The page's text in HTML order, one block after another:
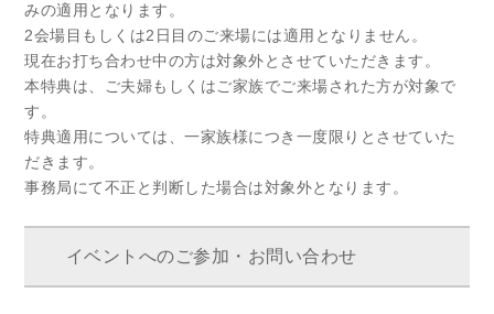
みの適用となります。
2会場目もしくは2日目のご来場には適用となりません。
現在お打ち合わせ中の方は対象外とさせていただきます。
本特典は、ご夫婦もしくはご家族でご来場された方が対象で
す。
特典適用については、一家族様につき一度限りとさせていた
だきます。
事務局にて不正と判断した場合は対象外となります。
イベントへのご参加・お問い合わせ